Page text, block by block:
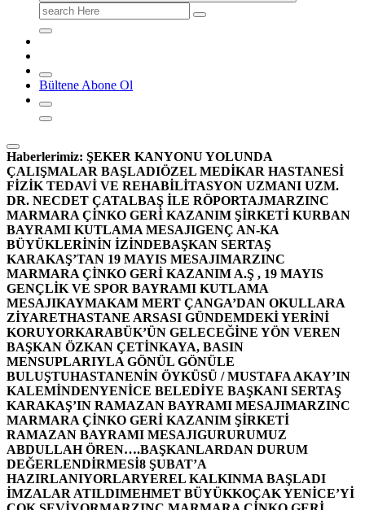
Search
for:
Bültene Abone Ol
Haberlerimiz: ŞEKER KANYONU YOLUNDA
ÇALIŞMALAR BAŞLADIÖZEL MEDİKAR HASTANESİ
FİZİK TEDAVİ VE REHABİLİTASYON UZMANI UZM.
DR. NECDET ÇATALBAŞ İLE RÖPORTAJMARZINC
MARMARA ÇİNKO GERİ KAZANIM ŞİRKETİ KURBAN
BAYRAMI KUTLAMA MESAJIGENÇ AN-KA
BÜYÜKLERİNİN İZİNDEBAŞKAN SERTAŞ
KARAKAŞ’TAN 19 MAYIS MESAJIMARZINC
MARMARA ÇİNKO GERİ KAZANIM A.Ş , 19 MAYIS
GENÇLİK VE SPOR BAYRAMI KUTLAMA
MESAJIKAYMAKAM MERT ÇANGA’DAN OKULLARA
ZİYARETHASTANE ARSASI GÜNDEMDEKİ YERİNİ
KORUYORKARABÜK’ÜN GELECEĞİNE YÖN VEREN
BAŞKAN ÖZKAN ÇETİNKAYA, BASIN
MENSUPLARIYLA GÖNÜL GÖNÜLE
BULUŞTUHASTANENİN ÖYKÜSÜ / MUSTAFA AKAY’IN
KALEMİNDENYENİCE BELEDİYE BAŞKANI SERTAŞ
KARAKAŞ’IN RAMAZAN BAYRAMI MESAJIMARZINC
MARMARA ÇİNKO GERİ KAZANIM ŞİRKETİ
RAMAZAN BAYRAMI MESAJIGURURUMUZ
ABDULLAH ÖREN….BAŞKANLARDAN DURUM
DEĞERLENDİRMESİ8 ŞUBAT’A
HAZIRLANIYORLARYEREL KALKINMA BAŞLADI
İMZALAR ATILDIMEHMET BÜYÜKKOÇAK YENİCE’Yİ